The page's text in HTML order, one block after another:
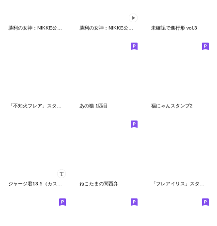
未確認で進行形 vol.3
あの猫 1匹目 福にゃんスタンプ2
ジャージ君13.5（カスタム） ねこたまの関西弁 「フレアイリス」スタンプ